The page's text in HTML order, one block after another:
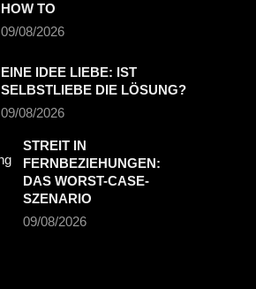
HOW TO
09/08/2026
EINE IDEE LIEBE: IST
SELBSTLIEBE DIE LÖSUNG?
09/08/2026
STREIT IN
FERNBEZIEHUNGEN:
DAS WORST-CASE-
SZENARIO
09/08/2026